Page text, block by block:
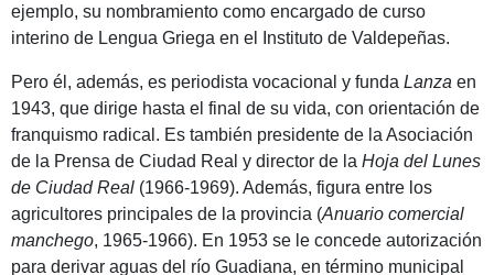
ejemplo, su nombramiento como encargado de curso
interino de Lengua Griega en el Instituto de Valdepeñas.
Pero él, además, es periodista vocacional y funda Lanza en
1943, que dirige hasta el final de su vida, con orientación de
franquismo radical. Es también presidente de la Asociación
de la Prensa de Ciudad Real y director de la Hoja del Lunes
de Ciudad Real (1966-1969). Además, figura entre los
agricultores principales de la provincia (Anuario comercial
manchego, 1965-1966). En 1953 se le concede autorización
para derivar aguas del río Guadiana, en término municipal